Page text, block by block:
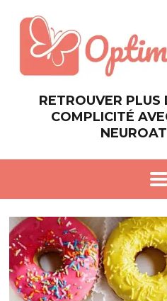
RETROUVER
COMPLICITÉ